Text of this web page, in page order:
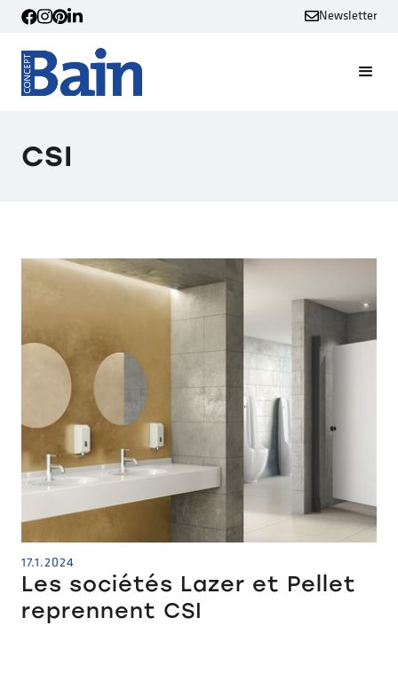
Newsletter
CSI
17.1.2024
Les sociétés Lazer et Pellet
reprennent CSI